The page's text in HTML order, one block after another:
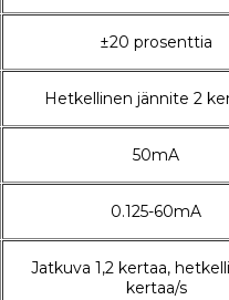
±20 prosenttia
Hetkellinen jännite 2
50mA
0.125-60mA
Jatkuva 1,2 kertaa,
kertaa/s